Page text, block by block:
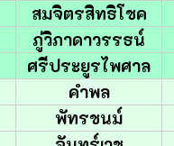
สมจิตรสิทธิโชค
ภู่วิภาดาวรรธน์
ศรีประยูรไพศาล
คำพล
พัทรชนม์